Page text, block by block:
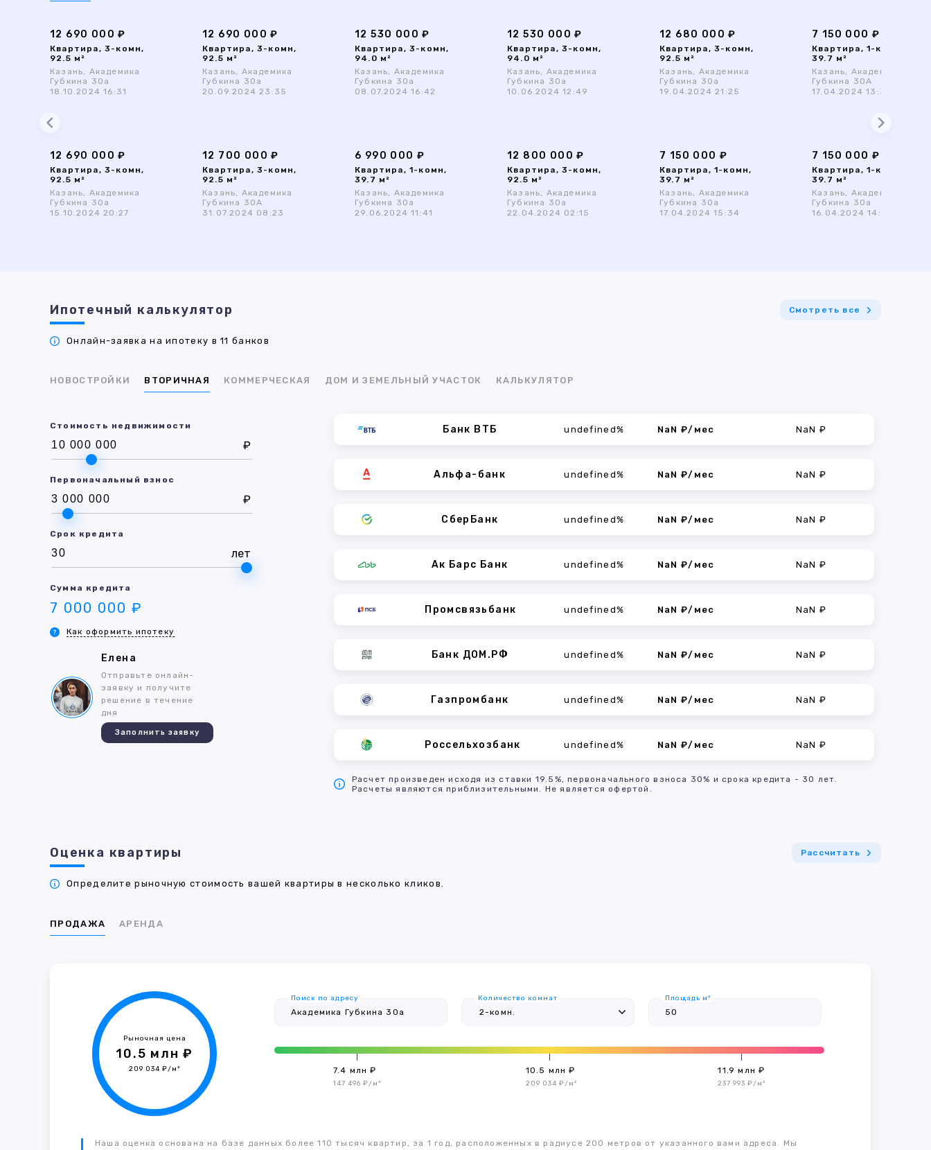
12 690 000 ₽
Квартира, 3-комн,
92.5 м²
Казань, Академика
Губкина 30а
18.10.2024 16:31
12 690 000 ₽
Квартира, 3-комн,
92.5 м²
Казань, Академика
Губкина 30а
20.09.2024 23:35
12 530 000 ₽
Квартира, 3-комн,
94.0 м²
Казань, Академика
Губкина 30а
08.07.2024 16:42
12 530 000 ₽
Квартира, 3-комн,
94.0 м²
Казань, Академика
Губкина 30а
10.06.2024 12:49
12 680 000 ₽
Квартира, 3-комн,
92.5 м²
Казань, Академика
Губкина 30а
19.04.2024 21:25
7 150 000 ₽
Квартира, 1-комн,
39.7 м²
Казань, Академика
Губкина 30А
17.04.2024 13:34
12 690 000 ₽
Квартира, 3-комн,
92.5 м²
Казань, Академика
Губкина 30а
15.10.2024 20:27
12 700 000 ₽
Квартира, 3-комн,
92.5 м²
Казань, Академика
Губкина 30А
31.07.2024 08:23
6 990 000 ₽
Квартира, 1-комн,
39.7 м²
Казань, Академика
Губкина 30а
29.06.2024 11:41
12 800 000 ₽
Квартира, 3-комн,
92.5 м²
Казань, Академика
Губкина 30а
22.04.2024 02:15
7 150 000 ₽
Квартира, 1-комн,
39.7 м²
Казань, Академика
Губкина 30а
17.04.2024 15:34
7 150 000 ₽
Квартира, 1-комн,
39.7 м²
Казань, Академика
Губкина 30а
16.04.2024 14:35
Ипотечный калькулятор Смотреть все
Онлайн-заявка на ипотеку в 11 банков
НОВОСТРОЙКИ ВТОРИЧНАЯ КОММЕРЧЕСКАЯ ДОМ И ЗЕМЕЛЬНЫЙ УЧАСТОК КАЛЬКУЛЯТОР
Стоимость недвижимости
₽
Первоначальный взнос
₽
Срок кредита
лет
Сумма кредита
7 000 000 ₽
Как оформить ипотеку
Елена
Отправьте онлайн-
заявку и получите
решение в течение
дня
Заполнить заявку
Банк ВТБ undefined% NaN ₽/мес NaN ₽
Альфа-банк undefined% NaN ₽/мес NaN ₽
СберБанк undefined% NaN ₽/мес NaN ₽
Ак Барс Банк undefined% NaN ₽/мес NaN ₽
Промсвязьбанк undefined% NaN ₽/мес NaN ₽
Банк ДОМ.РФ undefined% NaN ₽/мес NaN ₽
Газпромбанк undefined% NaN ₽/мес NaN ₽
Россельхозбанк undefined% NaN ₽/мес NaN ₽
Расчет произведен исходя из ставки 19.5%, первоначального взноса 30% и срока кредита - 30 лет.
Расчеты являются приблизительными. Не является офертой.
Оценка квартиры Рассчитать
Определите рыночную стоимость вашей квартиры в несколько кликов.
ПРОДАЖА АРЕНДА
Рыночная цена
10.5 млн ₽
209 034 ₽/м²
Поиск по адресу Количество комнат Площадь м²
7.4 млн ₽
147 496 ₽/м²
10.5 млн ₽
209 034 ₽/м²
11.9 млн ₽
237 993 ₽/м²
Наша оценка основана на базе данных более 110 тысяч квартир, за 1 год, расположенных в радиусе 200 метров от указанного вами адреса. Мы